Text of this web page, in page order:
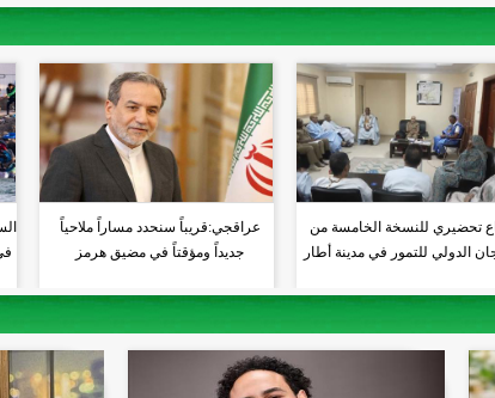
تحضيري للنسخة الخامسة من
الدولي للتمور في مدينة أطار
عراقجي:قريباً سنحدد مساراً ملاحياً
جديداً ومؤقتاً في مضيق هرمز